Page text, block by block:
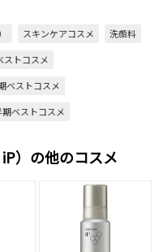
スキンケアコスメ
洗顔料
ストコスメ
ベストコスメ
期ベストコスメ
）の他のコスメ